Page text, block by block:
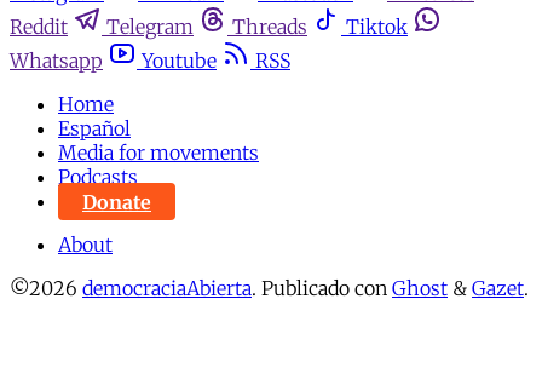
Reddit
Telegram Threads
Tiktok
Whatsapp
Youtube
RSS
Home
Español
Media for movements
Podcasts
Donate
About
©2026 democraciaAbierta. Publicado con Ghost & Gazet.